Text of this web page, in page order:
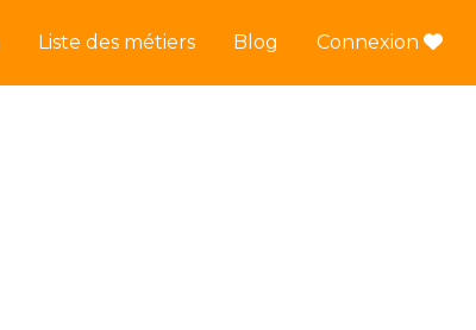
Liste des métiers Blog Connexion